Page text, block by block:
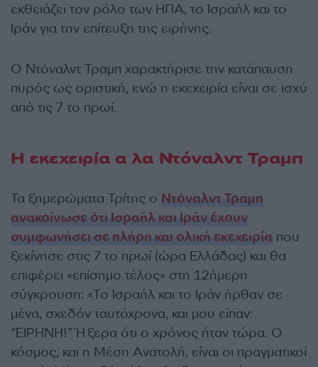
εκθειάζει τον ρόλο των ΗΠΑ, το Ισραήλ και το
Ιράν για την επίτευξη της ειρήνης.
Ο Ντόναλντ Τραμπ χαρακτήρισε την κατάπαυση
πυρός ως οριστική, ενώ η εκεχειρία είναι σε ισχύ
από τις 7 το πρωί.
Η εκεχειρία α λα Ντόναλντ Τραμπ
Τα ξημερώματα Τρίτης ο Ντόναλντ Τραμπ
ανακοίνωσε ότι Ισραήλ και Ιράν έχουν
συμφωνήσει σε πλήρη και ολική εκεχειρία που
ξεκίνησε στις 7 το πρωί (ώρα Ελλάδας) και θα
επιφέρει «επίσημο τέλος» στη 12ήμερη
σύγκρουση: «Το Ισραήλ και το Ιράν ήρθαν σε
μένα, σχεδόν ταυτόχρονα, και μου είπαν:
“ΕΙΡΗΝΗ!” Ήξερα ότι ο χρόνος ήταν τώρα. Ο
κόσμος, και η Μέση Ανατολή, είναι οι πραγματικοί